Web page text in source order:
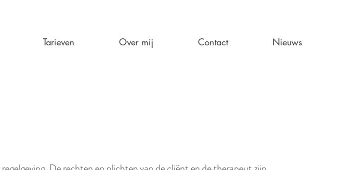
Tarieven Over mij Contact Nieuws